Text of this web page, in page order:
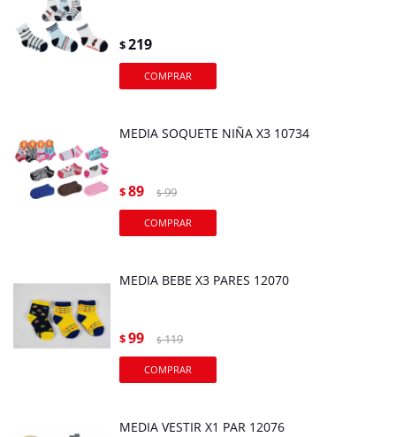
$219
MEDIA SOQUETE NIÑA X3 10734
$89 $ 99
MEDIA BEBE X3 PARES 12070
$99 $ 119
MEDIA VESTIR X1 PAR 12076